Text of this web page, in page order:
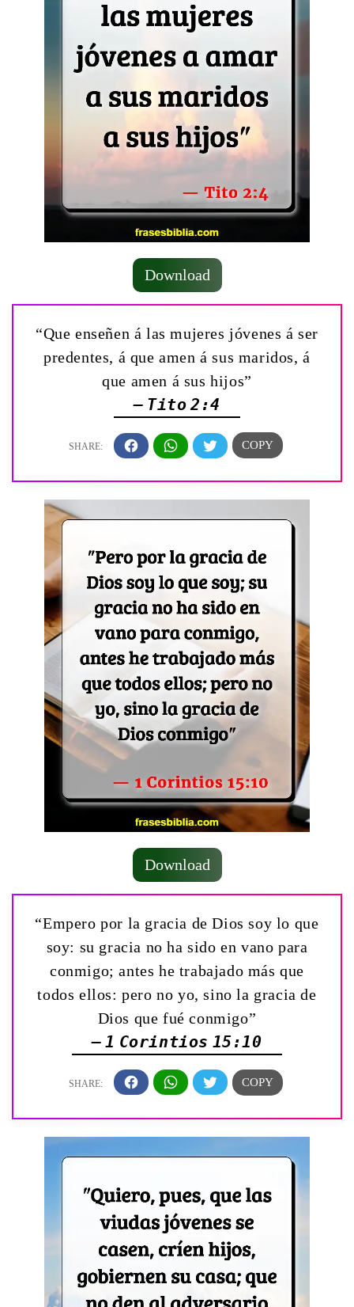
Download
“Que enseñen á las mujeres jóvenes á ser
predentes, á que amen á sus maridos, á
que amen á sus hijos”
— Tito 2:4
Download
“Empero por la gracia de Dios soy lo que
soy: su gracia no ha sido en vano para
conmigo; antes he trabajado más que
todos ellos: pero no yo, sino la gracia de
Dios que fué conmigo”
— 1 Corintios 15:10